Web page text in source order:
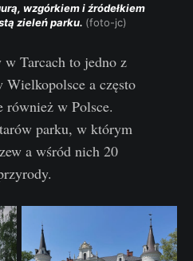
wzgórkiem i źródełkiem
zieleń parku. (foto-jc)
w Tarcach to jedno z
a często
również w Polsce.
parku, w którym
a wśród nich 20